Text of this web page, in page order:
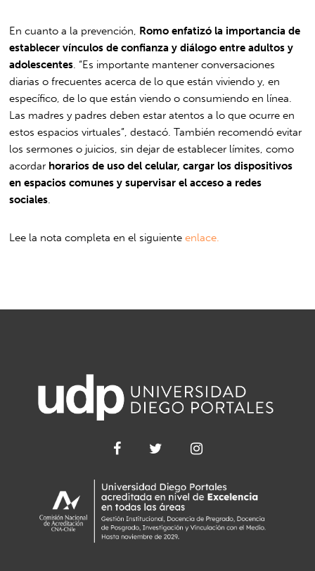
En cuanto a la prevención, Romo enfatizó la importancia de
establecer vínculos de confianza y diálogo entre adultos y
adolescentes . “Es importante mantener conversaciones
diarias o frecuentes acerca de lo que están viviendo y, en
específico, de lo que están viendo o consumiendo en línea.
Las madres y padres deben estar atentos a lo que ocurre en
estos espacios virtuales”, destacó. También recomendó evitar
los sermones o juicios, sin dejar de establecer límites, como
acordar horarios de uso del celular, cargar los dispositivos
en espacios comunes y supervisar el acceso a redes
sociales
Lee la nota completa en el siguienteenlace.